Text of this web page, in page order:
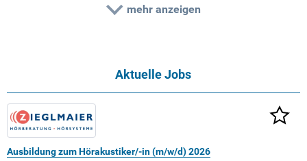
mehr anzeigen
Aktuelle Jobs
Ausbildung zum Hörakustiker/-in (m/w/d) 2026